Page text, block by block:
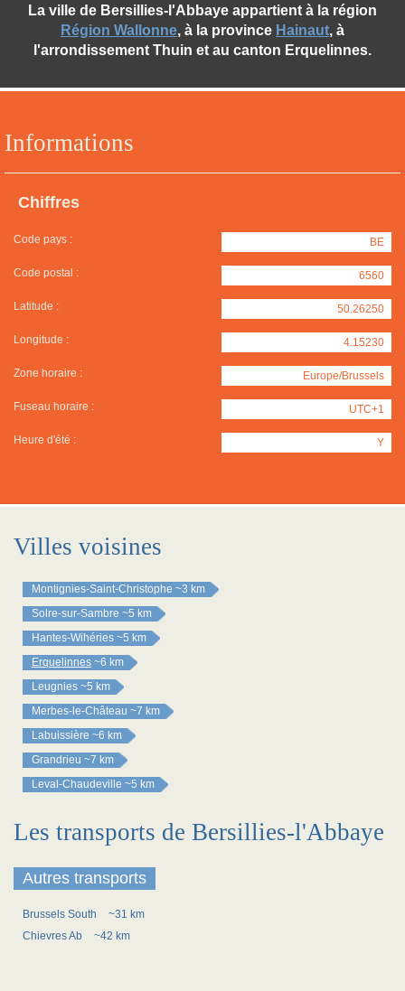
Informations
Chiffres
Code pays : BE
Code postal : 6560
Latitude : 50.26250
Longitude : 4.15230
Zone horaire : Europe/Brussels
Fuseau horaire : UTC+1
Heure d'été : Y
La ville de Bersillies-l'Abbaye appartient à la région
Région Wallonne, à la province Hainaut, à
l'arrondissement Thuin et au canton Erquelinnes.
Villes voisines
Montignies-Saint-Christophe ~3 km
Solre-sur-Sambre ~5 km
Hantes-Wihéries ~5 km
Erquelinnes ~6 km
Leugnies ~5 km
Merbes-le-Château ~7 km
Labuissière ~6 km
Grandrieu ~7 km
Leval-Chaudeville ~5 km
Les transports de Bersillies-l'Abbaye
Autres transports
Brussels South
~31 km
Chievres Ab
~42 km